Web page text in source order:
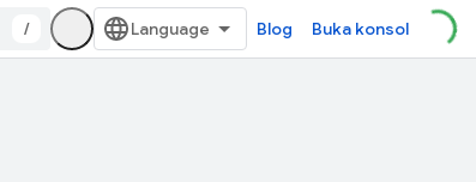
/ Blog Buka konsol